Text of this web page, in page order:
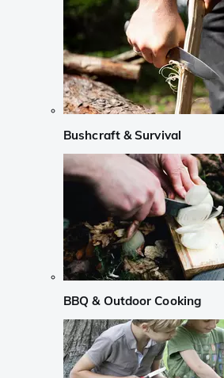
Bushcraft & Survival
BBQ & Outdoor Cooking